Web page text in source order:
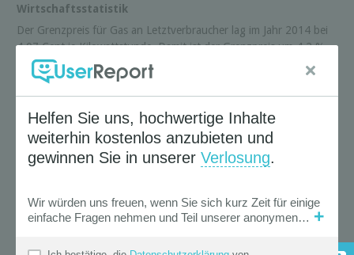
Wirtschaftsstatistik
Der Grenzpreis für Gas an Letztverbraucher lag im Jahr 2014 bei
4,07 Cent je Kilowattstunde. Damit ist der Grenzpreis um 4,2 %
gegenüber 2013 (4,25 ...
« Zurück |Weiter »
News Filter
Aktive Auswahl ( 26 Treffer )
Branche & Thema